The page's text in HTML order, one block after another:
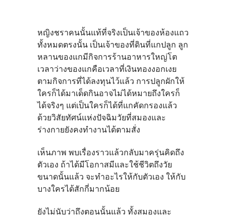
หญิงชราคนนั้นแท้ที่จริงเป็นเจ้าของห้องแถว
ทั้งหมดตรงนั้น เป็นเจ้าของที่ดินที่แกปลูก ลูก
หลานของแกมีกิจการร้านอาหารใหญ่โต
เวลาว่างของแกคือเวลาที่เงินทองงอกเงย
ตามกิจการที่ได้ลงทุนไว้แล้ว การปลูกผักให้
ใครก็ได้มาเด็ดกินอาจไม่ได้หมายถึงใครก็
ได้จริงๆ แต่เป็นใครก็ได้ที่แกคัดกรองแล้ว
ด้วยวิสัยทัศน์แห่งปัจฉิมวัยที่สมองและ
ร่างกายยังคงทำงานได้ตามสั่ง
เห็นภาพ พบเรื่องราวแล้วกลับมาครุ่นคิดถึง
ตัวเอง ถ้าได้มีโอกาสมีและใช้ชีวิตถึงวัย
ขนาดนั้นแล้ว จะทำอะไรให้กับตัวเอง ให้กับ
บางใครได้สักกี่มากน้อย
ยังไม่นับว่าถึงตอนนั้นแล้ว ทั้งสมองและ